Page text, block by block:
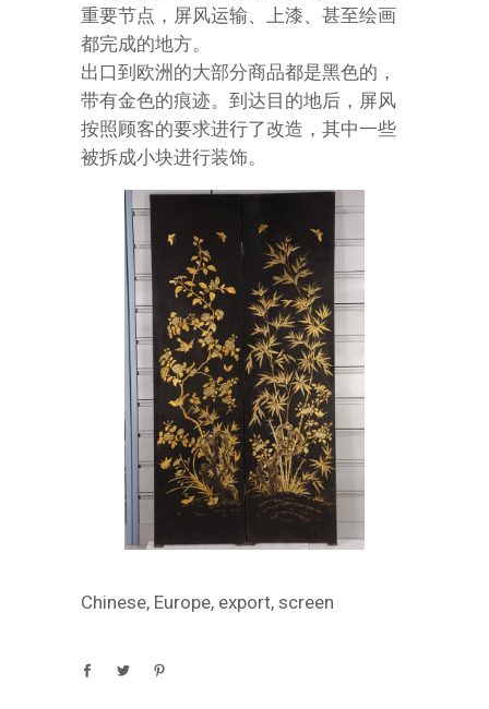
重要节点，屏风运输、上漆、甚至绘画
都完成的地方。
出口到欧洲的大部分商品都是黑色的，
带有金色的痕迹。到达目的地后，屏风
按照顾客的要求进行了改造，其中一些
被拆成小块进行装饰。
Chinese, Europe, export, screen